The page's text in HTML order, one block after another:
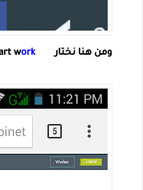
ومن هنا نختار start w
ork